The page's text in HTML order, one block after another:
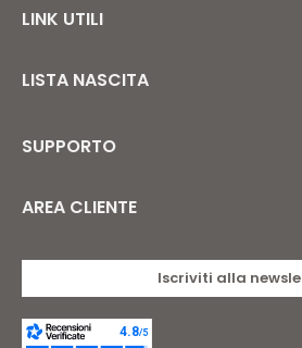
LINK UTILI
LISTA NASCITA
SUPPORTO
AREA CLIENTE
Iscriviti alla